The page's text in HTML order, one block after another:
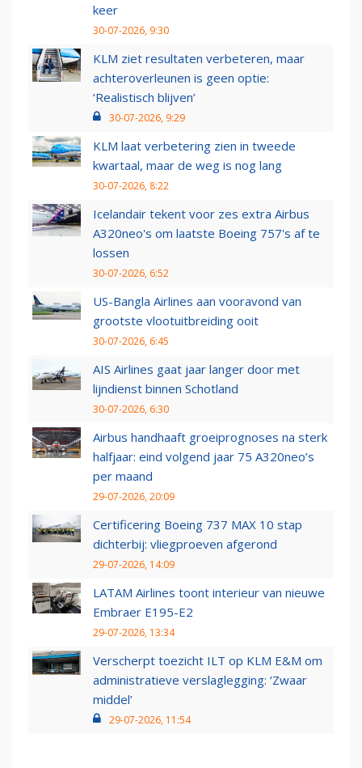
keer
30-07-2026, 9:30
KLM ziet resultaten verbeteren, maar
achteroverleunen is geen optie:
‘Realistisch blijven’
30-07-2026, 9:29
KLM laat verbetering zien in tweede
kwartaal, maar de weg is nog lang
30-07-2026, 8:22
Icelandair tekent voor zes extra Airbus
A320neo's om laatste Boeing 757's af te
lossen
30-07-2026, 6:52
US-Bangla Airlines aan vooravond van
grootste vlootuitbreiding ooit
30-07-2026, 6:45
AIS Airlines gaat jaar langer door met
lijndienst binnen Schotland
30-07-2026, 6:30
Airbus handhaaft groeiprognoses na sterk
halfjaar: eind volgend jaar 75 A320neo’s
per maand
29-07-2026, 20:09
Certificering Boeing 737 MAX 10 stap
dichterbij: vliegproeven afgerond
29-07-2026, 14:09
LATAM Airlines toont interieur van nieuwe
Embraer E195-E2
29-07-2026, 13:34
Verscherpt toezicht ILT op KLM E&M om
administratieve verslaglegging: ‘Zwaar
middel’
29-07-2026, 11:54